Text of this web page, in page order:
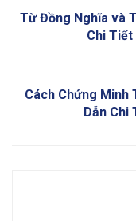
Từ Đồng Nghĩa và
Chi Tiết
Cách Chứng Minh
Dẫn Chi